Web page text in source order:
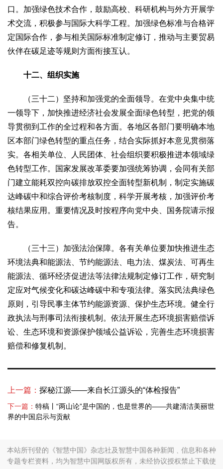
口。加强绿色技术合作，鼓励高校、科研机构与外方开展学
术交流，积极参与国际大科学工程。加强绿色标准与合格评
定国际合作，参与相关国际标准制定修订，推动与主要贸易
伙伴在碳足迹等规则方面衔接互认。
十二、组织实施
（三十二）坚持和加强党的全面领导。在党中央集中统
一领导下，加快推进经济社会发展全面绿色转型，把党的领
导贯彻到工作的全过程和各方面。各地区各部门要明确本地
区本部门绿色转型的重点任务，结合实际抓好本意见贯彻落
实。各相关单位、人民团体、社会组织要积极推进本领域绿
色转型工作。国家发展改革委要加强统筹协调，会同有关部
门建立能耗双控向碳排放双控全面转型新机制，制定实施碳
达峰碳中和综合评价考核制度，科学开展考核，加强评价考
核结果应用。重要情况及时按程序向党中央、国务院请示报
告。
（三十三）加强法治保障。各有关单位要加快推进生态
环境法典和能源法、节约能源法、电力法、煤炭法、可再生
能源法、循环经济促进法等法律法规制定修订工作，研究制
定应对气候变化和碳达峰碳中和专项法律。落实民法典绿色
原则，引导民事主体节约能源资源、保护生态环境。健全行
政执法与刑事司法衔接机制。依法开展生态环境损害赔偿诉
讼、生态环境和资源保护领域公益诉讼，完善生态环境损害
赔偿和修复机制。
上一篇： 探秘江源——来自长江源头的“体检报告”
下一篇： 特稿丨“两山论”是中国的，也是世界的——共建清洁美丽世
界的中国启示与贡献
本站所刊登的《智慧中国》杂志社及智慧中国各种新闻﹑信息和各种
专题专栏资料，均为智慧中国网版权所有，未经协议授权禁止下载使